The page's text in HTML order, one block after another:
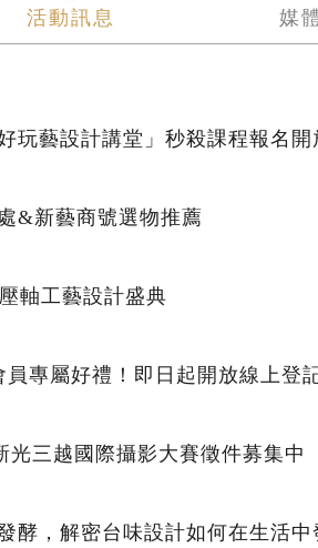
活動訊息 媒
玩藝設計講堂」秒殺課程報名開
&新藝商號選物推薦
軸工藝設計盛典
專屬好禮！即日起開放線上登
光三越國際攝影大賽徵件募集中
酵，解密台味設計如何在生活中